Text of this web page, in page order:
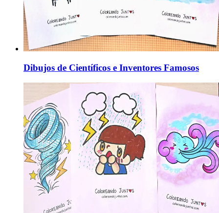
Dibujos de Científicos e Inventores Famosos